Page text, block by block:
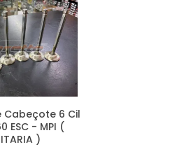
Cabeçote 6 Cil
ESC - MPI (
)